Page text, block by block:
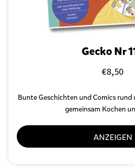
Gecko Nr
€8,50
Bunte Geschichten und Comics rund
gemeinsam Kochen
ANZEIGEN